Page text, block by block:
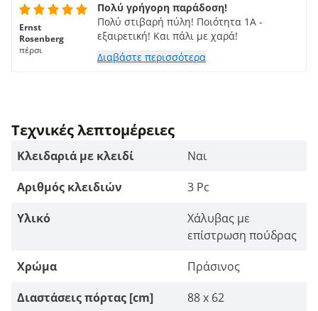
Ernst
Rosenberg
πέρσι
Πολύ γρήγορη παράδοση!
Πολύ στιβαρή πύλη! Ποιότητα 1Α -
εξαιρετική! Και πάλι με χαρά!
Διαβάστε περισσότερα
Τεχνικές λεπτομέρειες
Κλειδαριά με κλειδί
Ναι
Αριθμός κλειδιών
3 Pc
Υλικό
Χάλυβας με
επίστρωση πούδρας
Χρώμα
Πράσινος
Διαστάσεις πόρτας [cm]
88 x 62